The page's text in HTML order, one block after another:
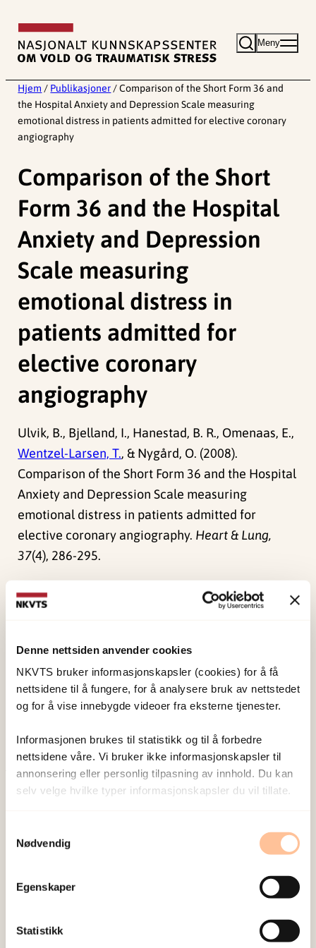
Denne nettsiden anvender cookies
NKVTS bruker informasjonskapsler (cookies) for å få
nettsidene til å fungere, for å analysere bruk av nettstedet
og for å vise innebygde videoer fra eksterne tjenester.
Informasjonen brukes til statistikk og til å forbedre
nettsidene våre. Vi bruker ikke informasjonskapsler til
annonsering eller personlig tilpasning av innhold. Du kan
selv velge hvilke typer informasjonskapsler du vil tillate.
Nødvendig
Egenskaper
Statistikk
innhold
Meny
Hjem / Publikasjoner / Comparison of the Short Form 36 and
the Hospital Anxiety and Depression Scale measuring
emotional distress in patients admitted for elective coronary
angiography
Comparison of the Short
Form 36 and the Hospital
Anxiety and Depression
Scale measuring
emotional distress in
patients admitted for
elective coronary
angiography
Ulvik, B., Bjelland, I., Hanestad, B. R., Omenaas, E.,
Wentzel-Larsen, T., & Nygård, O. (2008).
Comparison of the Short Form 36 and the Hospital
Anxiety and Depression Scale measuring
emotional distress in patients admitted for
elective coronary angiography. Heart & Lung,
37(4), 286-295.
Forsker emeritus
Vis profil
Publisert:19. mars 2026
om vold og traumatisk stress. Formålet er å bidra